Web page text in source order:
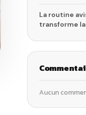
La routine
transforme
Aucun